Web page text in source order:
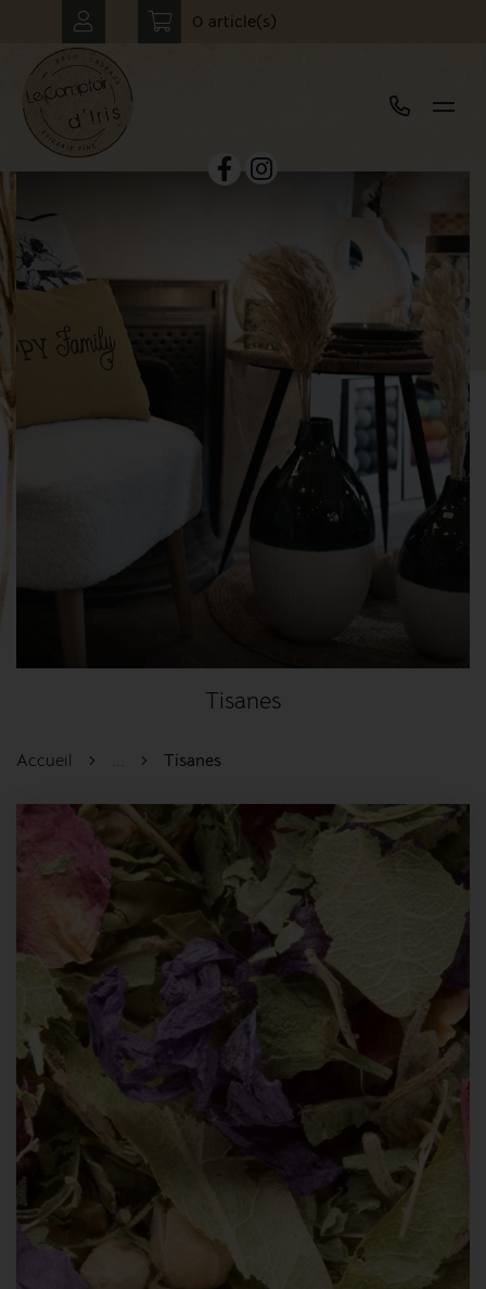
0 article(s)
Tisanes
Accueil Tisanes